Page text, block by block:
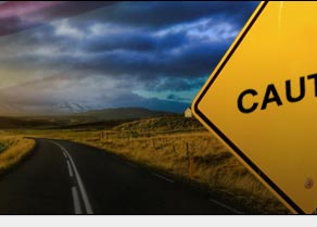
Форекс аналитика
Foreks-sharhlar